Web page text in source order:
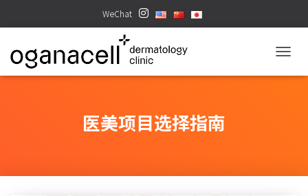
WeChat
医美项目选择指南